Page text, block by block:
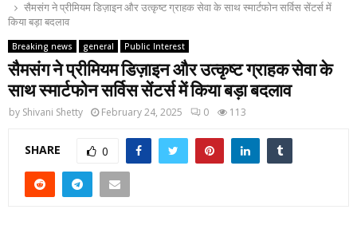
सैमसंग ने प्रीमियम डिज़ाइन और उत्‍कृष्‍ट ग्राहक सेवा के साथ स्मार्टफोन सर्विस सेंटर्स में
किया बड़ा बदलाव
Breaking news general Public Interest
सैमसंग ने प्रीमियम डिज़ाइन और उत्‍कृष्‍ट ग्राहक सेवा के
साथ स्मार्टफोन सर्विस सेंटर्स में किया बड़ा बदलाव
by Shivani Shetty February 24, 2025 0 113
SHARE 0